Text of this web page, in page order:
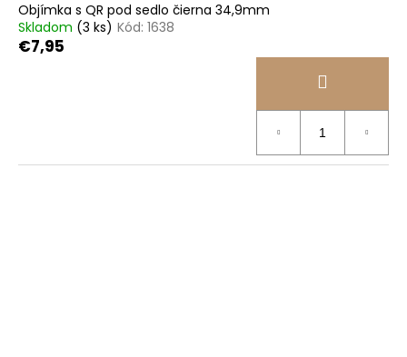
Objímka s QR pod sedlo čierna 34,9mm
Skladom (3 ks) Kód: 1638
€7,95